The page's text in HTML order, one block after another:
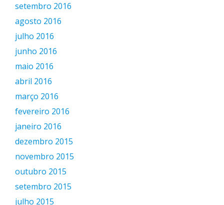
setembro 2016
agosto 2016
julho 2016
junho 2016
maio 2016
abril 2016
março 2016
fevereiro 2016
janeiro 2016
dezembro 2015
novembro 2015
outubro 2015
setembro 2015
julho 2015